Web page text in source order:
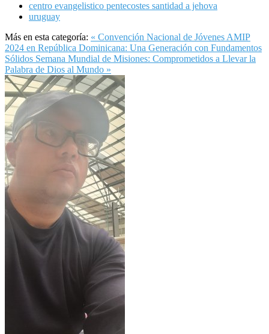
centro evangelistico pentecostes santidad a jehova
uruguay
Más en esta categoría: « Convención Nacional de Jóvenes AMIP
2024 en República Dominicana: Una Generación con Fundamentos
Sólidos Semana Mundial de Misiones: Comprometidos a Llevar la
Palabra de Dios al Mundo »